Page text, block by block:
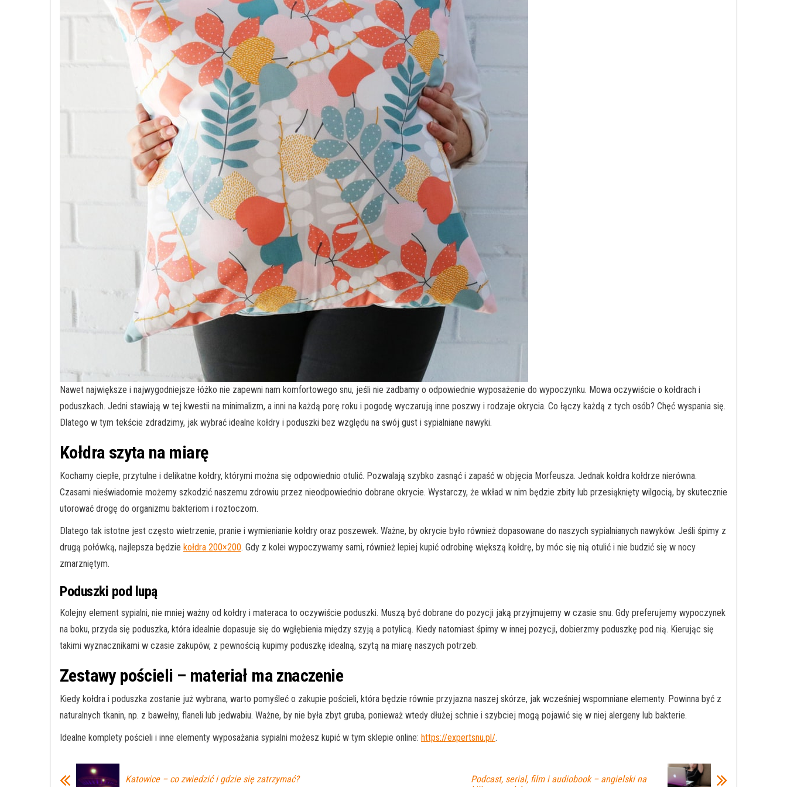
Nawet największe i najwygodniejsze łóżko nie zapewni nam komfortowego snu, jeśli nie zadbamy o odpowiednie wyposażenie do wypoczynku. Mowa oczywiście o kołdrach i
poduszkach. Jedni stawiają w tej kwestii na minimalizm, a inni na każdą porę roku i pogodę wyczarują inne poszwy i rodzaje okrycia. Co łączy każdą z tych osób? Chęć wyspania się.
Dlatego w tym tekście zdradzimy, jak wybrać idealne kołdry i poduszki bez względu na swój gust i sypialniane nawyki.
Kołdra szyta na miarę
Kochamy ciepłe, przytulne i delikatne kołdry, którymi można się odpowiednio otulić. Pozwalają szybko zasnąć i zapaść w objęcia Morfeusza. Jednak kołdra kołdrze nierówna.
Czasami nieświadomie możemy szkodzić naszemu zdrowiu przez nieodpowiednio dobrane okrycie. Wystarczy, że wkład w nim będzie zbity lub przesiąknięty wilgocią, by skutecznie
utorować drogę do organizmu bakteriom i roztoczom.
Dlatego tak istotne jest często wietrzenie, pranie i wymienianie kołdry oraz poszewek. Ważne, by okrycie było również dopasowane do naszych sypialnianych nawyków. Jeśli śpimy z
drugą połówką, najlepsza będzie kołdra 200×200. Gdy z kolei wypoczywamy sami, również lepiej kupić odrobinę większą kołdrę, by móc się nią otulić i nie budzić się w nocy
zmarzniętym.
Poduszki pod lupą
Kolejny element sypialni, nie mniej ważny od kołdry i materaca to oczywiście poduszki. Muszą być dobrane do pozycji jaką przyjmujemy w czasie snu. Gdy preferujemy wypoczynek
na boku, przyda się poduszka, która idealnie dopasuje się do wgłębienia między szyją a potylicą. Kiedy natomiast śpimy w innej pozycji, dobierzmy poduszkę pod nią. Kierując się
takimi wyznacznikami w czasie zakupów, z pewnością kupimy poduszkę idealną, szytą na miarę naszych potrzeb.
Zestawy pościeli – materiał ma znaczenie
Kiedy kołdra i poduszka zostanie już wybrana, warto pomyśleć o zakupie pościeli, która będzie równie przyjazna naszej skórze, jak wcześniej wspomniane elementy. Powinna być z
naturalnych tkanin, np. z bawełny, flaneli lub jedwabiu. Ważne, by nie była zbyt gruba, ponieważ wtedy dłużej schnie i szybciej mogą pojawić się w niej alergeny lub bakterie.
Idealne komplety pościeli i inne elementy wyposażania sypialni możesz kupić w tym sklepie online: https://expertsnu.pl/.
Katowice – co zwiedzić i gdzie się zatrzymać?
Podcast, serial, film i audiobook – angielski na